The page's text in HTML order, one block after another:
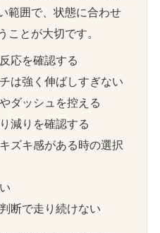
範囲で、状態に合わせ
ことが大切です。
応を確認する
は強く伸ばしすぎない
ダッシュを控える
減りを確認する
ズキ感がある時の選択
断で走り続けない